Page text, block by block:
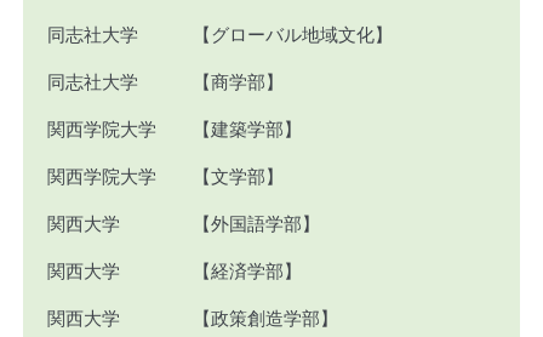
同志社大学 【グローバル地域文化】
同志社大学 【商学部】
関西学院大学 【建築学部】
関西学院大学 【文学部】
関西大学 【外国語学部】
関西大学 【経済学部】
関西大学 【政策創造学部】